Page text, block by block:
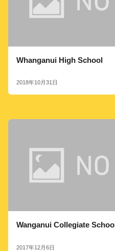
Whanganui High School
2018年10月31日
Wanganui Collegiate School
2017年12月6日